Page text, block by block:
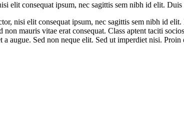
elit consequat ipsum, nec sagittis sem nibh id elit. Duis
nisi elit consequat ipsum, nec sagittis sem nibh id
mauris vitae erat consequat. Class aptent taciti
augue. Sed non neque elit. Sed ut imperdiet nisi.